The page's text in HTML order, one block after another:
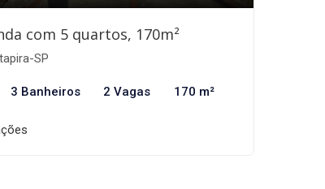
com 5 quartos, 170m²
SP
3 Banheiros 2 Vagas 170 m²